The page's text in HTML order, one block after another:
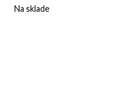
Na sklade